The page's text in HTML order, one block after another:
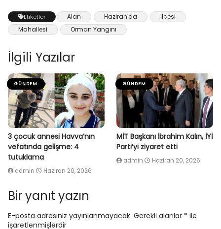
Etiketler Alan Haziran'da
İlçesi
Mahallesi
Orman Yangını
İlgili Yazılar
GÜNDEM
3 çocuk annesi Havva’nın
vefatında gelişme: 4
tutuklama
admin Haziran 20, 2026
GÜNDEM
MİT Başkanı İbrahim Kalın, İYİ
Parti’yi ziyaret etti
admin Haziran 20, 2026
Bir yanıt yazın
E-posta adresiniz yayınlanmayacak. Gerekli alanlar * ile
işaretlenmişlerdir